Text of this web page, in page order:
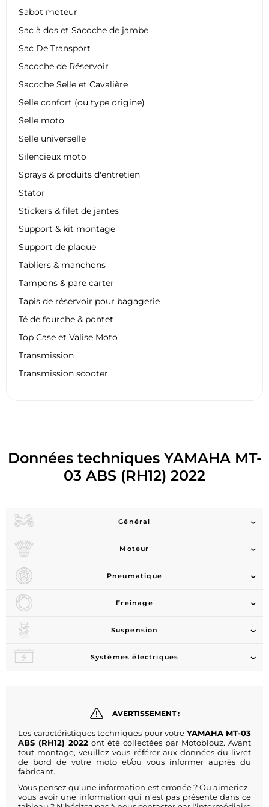
Sabot moteur
Sac à dos et Sacoche de jambe
Sac De Transport
Sacoche de Réservoir
Sacoche Selle et Cavalière
Selle confort (ou type origine)
Selle moto
Selle universelle
Silencieux moto
Sprays & produits d'entretien
Stator
Stickers & filet de jantes
Support & kit montage
Support de plaque
Tabliers & manchons
Tampons & pare carter
Tapis de réservoir pour bagagerie
Té de fourche & pontet
Top Case et Valise Moto
Transmission
Transmission scooter
Données techniques YAMAHA MT-
03 ABS (RH12) 2022
Général
Moteur
Pneumatique
Freinage
Suspension
Systèmes électriques
AVERTISSEMENT :
Les caractéristiques techniques pour votre YAMAHA MT-03
ABS (RH12) 2022 ont été collectées par Motoblouz. Avant
tout montage, veuillez vous référer aux données du livret
de bord de votre moto et/ou vous informer auprès du
fabricant.
Vous pensez qu'une information est erronée ? Ou aimeriez-
vous avoir une information qui n'est pas présente dans ce